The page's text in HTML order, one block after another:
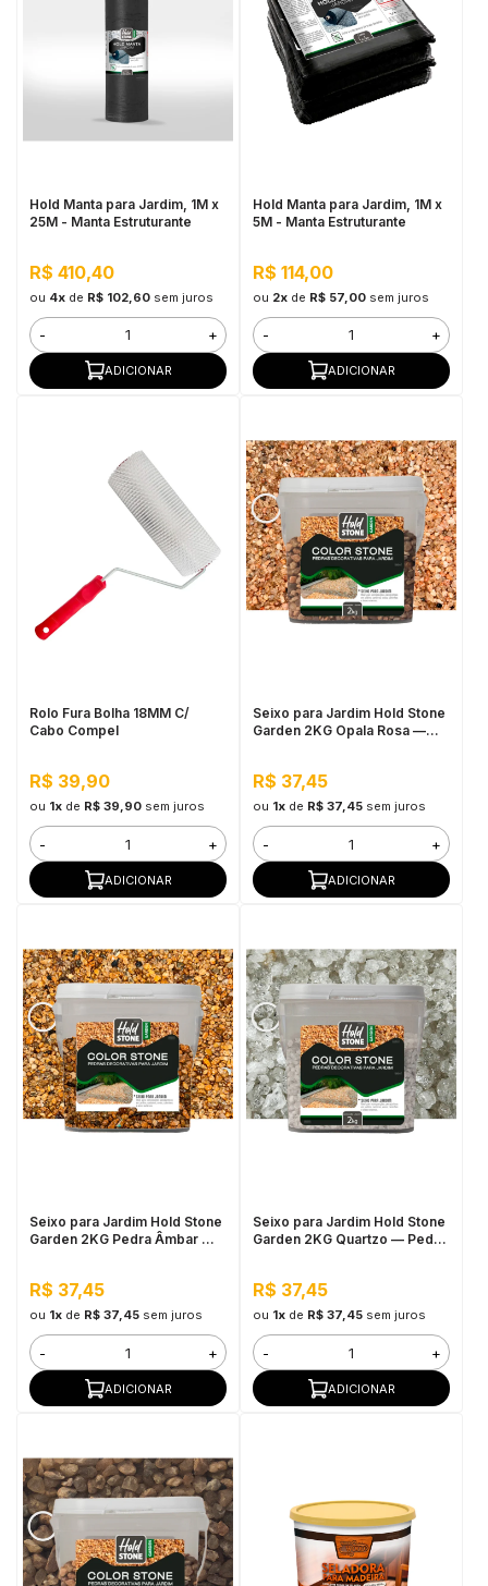
Hold Manta para Jardim, 1M x
25M - Manta Estruturante
R$ 410,40
ou 4xde R$ 102,60 sem juros
- +
ADICIONAR
Hold Manta para Jardim, 1M x
5M - Manta Estruturante
R$ 114,00
ou 2xde R$ 57,00 sem juros
- +
ADICIONAR
Rolo Fura Bolha 18MM C/
Cabo Compel
R$ 39,90
ou 1xde R$ 39,90 sem juros
- +
ADICIONAR
Seixo para Jardim Hold Stone
Garden 2KG Opala Rosa —
Decoração de Jardim
R$ 37,45
ou 1xde R$ 37,45 sem juros
- +
ADICIONAR
Seixo para Jardim Hold Stone
Garden 2KG Pedra Âmbar —
de Paisagismo
R$ 37,45
ou 1xde R$ 37,45 sem juros
- +
ADICIONAR
Seixo para Jardim Hold Stone
Garden 2KG Quartzo — Pedra
Externas
R$ 37,45
ou 1xde R$ 37,45 sem juros
- +
ADICIONAR